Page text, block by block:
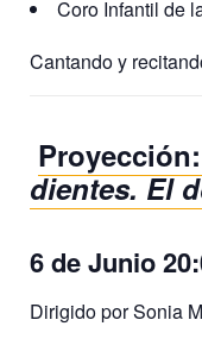
Coro Infantil de
Cantando y
Proyección:
dientes. El
6 de Junio
Dirigido por Sonia